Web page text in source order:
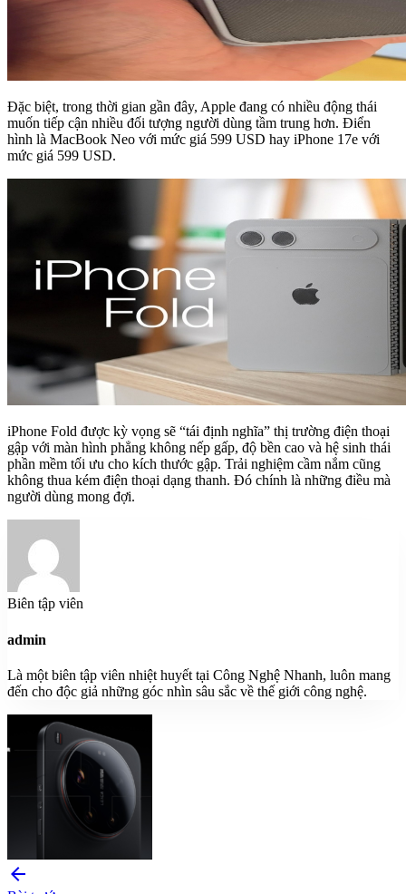
Đặc biệt, trong thời gian gần đây, Apple đang có nhiều động thái
muốn tiếp cận nhiều đối tượng người dùng tầm trung hơn. Điển
hình là MacBook Neo với mức giá 599 USD hay iPhone 17e với
mức giá 599 USD.
iPhone Fold được kỳ vọng sẽ “tái định nghĩa” thị trường điện thoại
gập với màn hình phẳng không nếp gấp, độ bền cao và hệ sinh thái
phần mềm tối ưu cho kích thước gập. Trải nghiệm cầm nắm cũng
không thua kém điện thoại dạng thanh. Đó chính là những điều mà
người dùng mong đợi.
Biên tập viên
admin
Là một biên tập viên nhiệt huyết tại Công Nghệ Nhanh, luôn mang
đến cho độc giả những góc nhìn sâu sắc về thế giới công nghệ.
arrow_back